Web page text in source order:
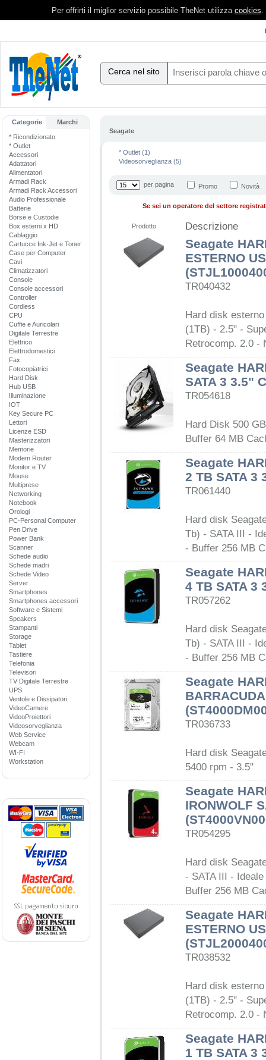
Per offrirti il miglior servizio possibile TheNet utilizza cookies.
Cerca nel sito
Categorie Marchi
* Ricondizionato
* Outlet
Accessori
Adattatori
Alimentatori
Armadi Rack
Armadi Rack Accessori
Audio Professionale
Batterie
Borse e Custodie
Box esterni x HD
Cablaggio
Cartucce Ink-Jet e Toner
Case per Computer
Cavi
Climatizzatori
Console
Console accessori
Controller
Cordless
CPU
Cuffie e Auricolari
Digitale Terrestre
Elettrico
Elettrodomestici
Fax
Fotocopiatrici
Hard Disk
Hub USB
Illuminazione
IOT
Key Secure PC
Lettori
Licenze ESD
Masterizzatori
Memorie
Modem Router
Monitor e TV
Mouse
Multiprese
Networking
Notebook
Orologi
PC-Personal Computer
Pen Drive
Power Bank
Scanner
Schede audio
Schede madri
Schede Video
Server
Smartphones
Smartphones accessori
Software e Sistemi
Speakers
Stampanti
Storage
Tablet
Tastiere
Telefonia
Televisori
TV Digitale Terrestre
UPS
Ventole e Dissipatori
VideoCamere
VideoProiettori
Videosorveglianza
Web Service
Webcam
WI-FI
Workstation
Seagate
* Outlet (1)
Videosorveglianza (5)
per pagina Promo Novità
Se sei un operatore del settore
Prodotto Descrizione
Seagate
ESTERNO
TR040432
Hard disk
(1TB) - 2.5" -
Retrocomp. 2.0 -
Seagate
SATA 3 3.5"
TR054618
Hard Disk 500
Buffer 64 MB
Seagate
2 TB SATA 3
TR061440
Hard disk
Tb) - SATA III -
- Buffer 256 MB
Seagate
4 TB SATA 3
TR057262
Hard disk
Tb) - SATA III -
- Buffer 256 MB
Seagate
TR036733
Hard disk
5400 rpm - 3.5"
Seagate
IRONWOLF
TR054295
Hard disk
- SATA III -
Buffer 256 MB
Seagate
ESTERNO
TR038532
Hard disk
(1TB) - 2.5" -
Retrocomp. 2.0 -
Seagate
1 TB SATA 3